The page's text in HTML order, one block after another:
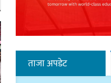
ताजा अपडेट